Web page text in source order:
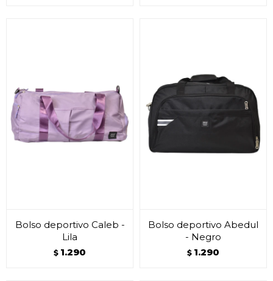
Bolso deportivo Caleb -
Lila
$ 1.290
Bolso deportivo Abedul
- Negro
$ 1.290